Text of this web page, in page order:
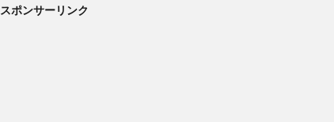
スポンサーリンク